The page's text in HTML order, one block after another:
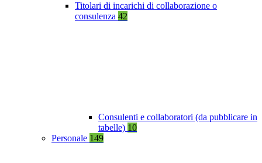
Titolari di incarichi di collaborazione o
consulenza 42
Consulenti e collaboratori (da pubblicare in
tabelle) 10
Personale 149